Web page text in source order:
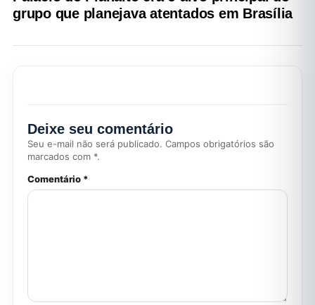
grupo que planejava atentados em Brasília
Deixe seu comentário
Seu e-mail não será publicado. Campos obrigatórios são
marcados com *.
Comentário *